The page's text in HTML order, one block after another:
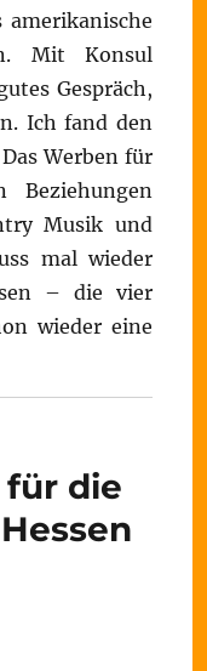
Mit Konsul
Gespräch,
Ich fand den
Werben für
Beziehungen
Musik und
mal wieder
– die vier
wieder eine
für die